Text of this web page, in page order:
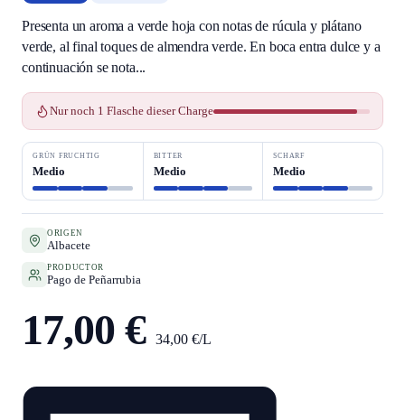
Presenta un aroma a verde hoja con notas de rúcula y plátano
verde, al final toques de almendra verde. En boca entra dulce y a
continuación se nota...
Nur noch 1 Flasche dieser Charge
GRÜN FRUCHTIG
Medio
BITTER
Medio
SCHARF
Medio
ORIGEN
Albacete
PRODUCTOR
Pago de Peñarrubia
17,00 €34,00 €/L